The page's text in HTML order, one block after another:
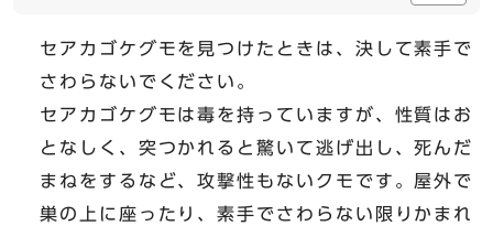
セアカゴケグモを見つけたときは、決して素手で
さわらないでください。
セアカゴケグモは毒を持っていますが、性質はお
となしく、突つかれると驚いて逃げ出し、死んだ
まねをするなど、攻撃性もないクモです。屋外で
巣の上に座ったり、素手でさわらない限りかまれ